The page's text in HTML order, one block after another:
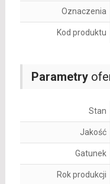
Parametry
Stan
Jakość
Gatunek
Rok produkcji
Oznaczenia
Kod produktu